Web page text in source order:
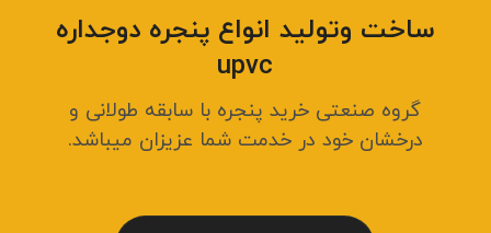
ساخت وتولید انواع پنجره دوجداره
upvc
گروه صنعتی خرید پنجره با سابقه طولانی و
درخشان خود در خدمت شما عزیزان میباشد.